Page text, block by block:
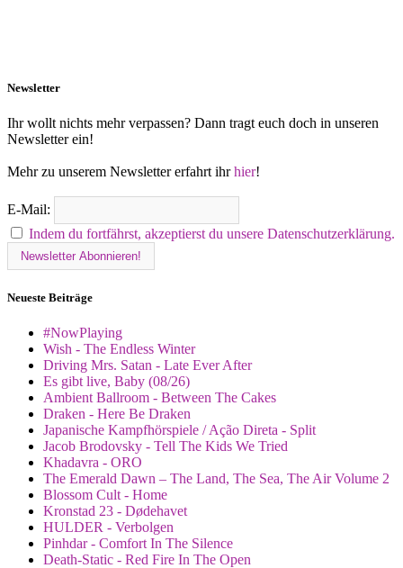
Newsletter
Ihr wollt nichts mehr verpassen? Dann tragt euch doch in unseren
Newsletter ein!
Mehr zu unserem Newsletter erfahrt ihrhier!
E-Mail:
Indem du fortfährst, akzeptierst du unsere Datenschutzerklärung.
Neueste Beiträge
#NowPlaying
Wish - The Endless Winter
Driving Mrs. Satan - Late Ever After
Es gibt live, Baby (08/26)
Ambient Ballroom - Between The Cakes
Draken - Here Be Draken
Japanische Kampfhörspiele / Ação Direta - Split
Jacob Brodovsky - Tell The Kids We Tried
Khadavra - ORO
The Emerald Dawn – The Land, The Sea, The Air Volume 2
Blossom Cult - Home
Kronstad 23 - Dødehavet
HULDER - Verbolgen
Pinhdar - Comfort In The Silence
Death-Static - Red Fire In The Open